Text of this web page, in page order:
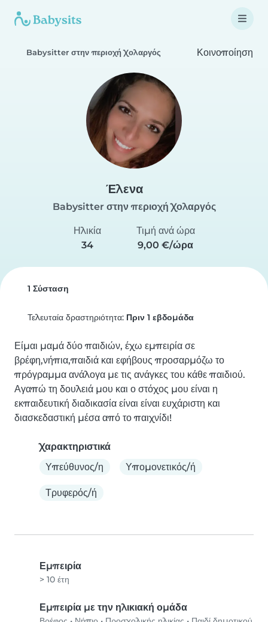
Babysitter στην περιοχή Χολαργός Κοινοποίηση
Έλενα
Babysitter στην περιοχή Χολαργός
Ηλικία
34
Τιμή ανά ώρα
9,00 €/ώρα
1 Σύσταση
Τελευταία δραστηριότητα: Πριν 1 εβδομάδα
Είμαι μαμά δύο παιδιών, έχω εμπειρία σε
βρέφη,νήπια,παιδιά και εφήβους προσαρμόζω το
πρόγραμμα ανάλογα με τις ανάγκες του κάθε παιδιού.
Αγαπώ τη δουλειά μου και ο στόχος μου είναι η
εκπαιδευτική διαδικασία είναι είναι ευχάριστη και
διασκεδαστική μέσα από το παιχνίδι!
Χαρακτηριστικά
Υπεύθυνος/η
Υπομονετικός/ή
Τρυφερός/ή
Εμπειρία
> 10 έτη
Εμπειρία με την ηλικιακή ομάδα